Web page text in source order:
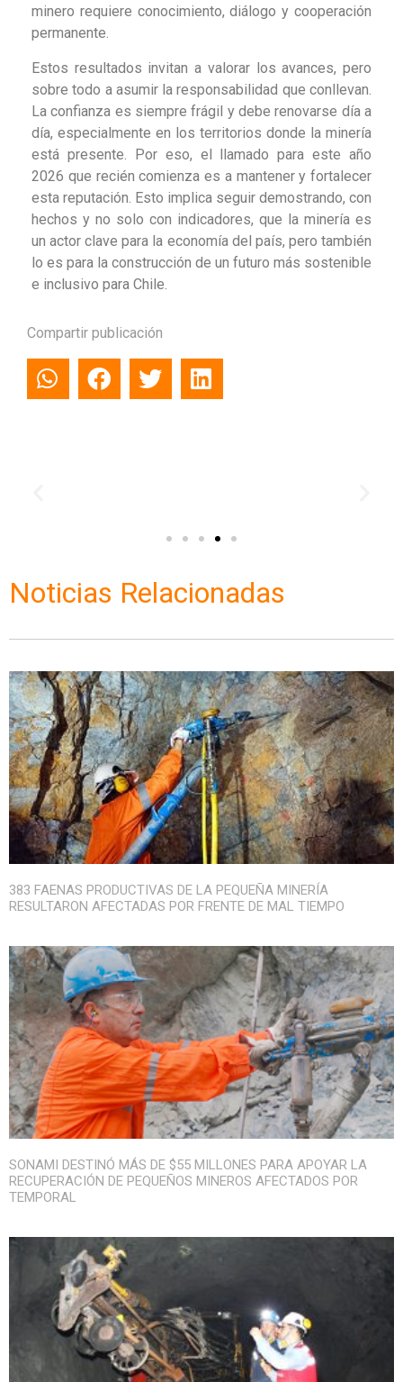
minero requiere conocimiento, diálogo y cooperación
permanente.
Estos resultados invitan a valorar los avances, pero
sobre todo a asumir la responsabilidad que conllevan.
La confianza es siempre frágil y debe renovarse día a
día, especialmente en los territorios donde la minería
está presente. Por eso, el llamado para este año
2026 que recién comienza es a mantener y fortalecer
esta reputación. Esto implica seguir demostrando, con
hechos y no solo con indicadores, que la minería es
un actor clave para la economía del país, pero también
lo es para la construcción de un futuro más sostenible
e inclusivo para Chile.
Compartir publicación
Noticias Relacionadas
383 FAENAS PRODUCTIVAS DE LA PEQUEÑA MINERÍA
RESULTARON AFECTADAS POR FRENTE DE MAL TIEMPO
SONAMI DESTINÓ MÁS DE $55 MILLONES PARA APOYAR LA
RECUPERACIÓN DE PEQUEÑOS MINEROS AFECTADOS POR
TEMPORAL